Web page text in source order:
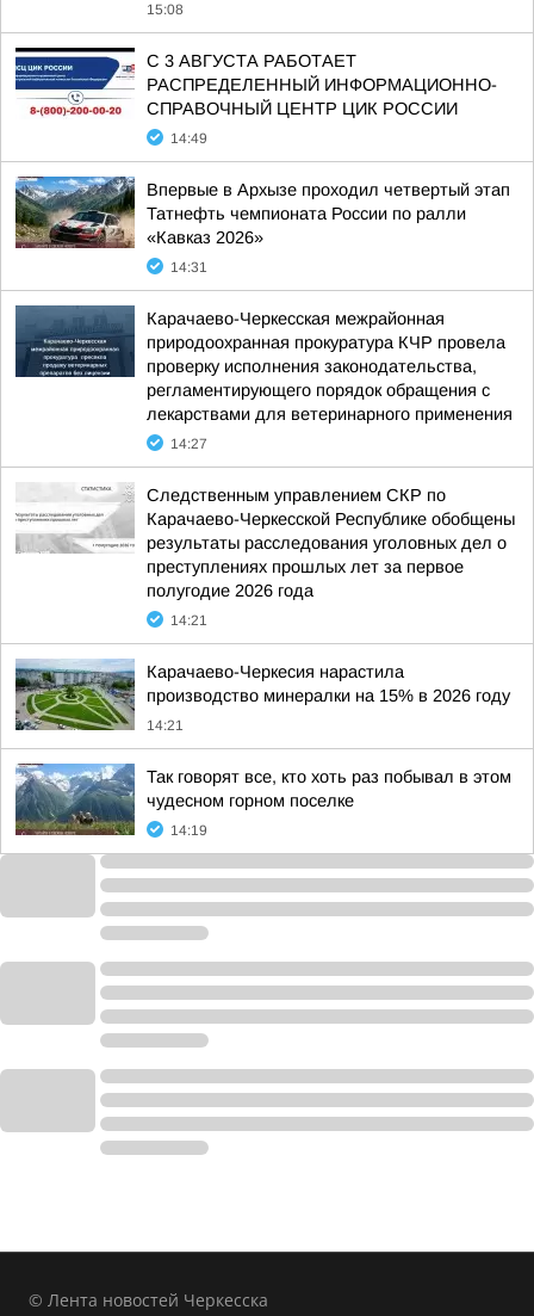
15:08
С 3 АВГУСТА РАБОТАЕТ
РАСПРЕДЕЛЕННЫЙ ИНФОРМАЦИОННО-
СПРАВОЧНЫЙ ЦЕНТР ЦИК РОССИИ
14:49
Впервые в Архызе проходил четвертый этап
Татнефть чемпионата России по ралли
«Кавказ 2026»
14:31
Карачаево-Черкесская межрайонная
природоохранная прокуратура КЧР провела
проверку исполнения законодательства,
регламентирующего порядок обращения с
лекарствами для ветеринарного применения
14:27
Следственным управлением СКР по
Карачаево-Черкесской Республике обобщены
результаты расследования уголовных дел о
преступлениях прошлых лет за первое
полугодие 2026 года
14:21
Карачаево-Черкесия нарастила
производство минералки на 15% в 2026 году
14:21
Так говорят все, кто хоть раз побывал в этом
чудесном горном поселке
14:19
© Лента новостей Черкесска